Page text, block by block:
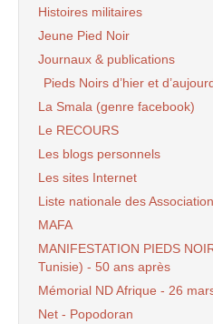
Histoires militaires
Jeune Pied Noir
Journaux & publications
Pieds Noirs d’hier et
La Smala (genre facebook)
Le RECOURS
Les blogs personnels
Les sites Internet
Liste nationale des
MAFA
MANIFESTATION PIEDS
Tunisie) - 50 ans après
Mémorial ND Afrique - 26
Net - Popodoran